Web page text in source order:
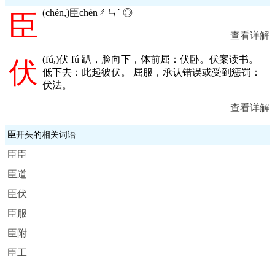
臣 (chén,)臣chénㄔㄣˊ ◎
查看详解
伏 (fú,)伏 fú 趴，脸向下，体前屈：伏卧。伏案读书。
低下去：此起彼伏。 屈服，承认错误或受到惩罚：
伏法。
查看详解
臣开头的相关词语
臣臣
臣道
臣伏
臣服
臣附
臣工